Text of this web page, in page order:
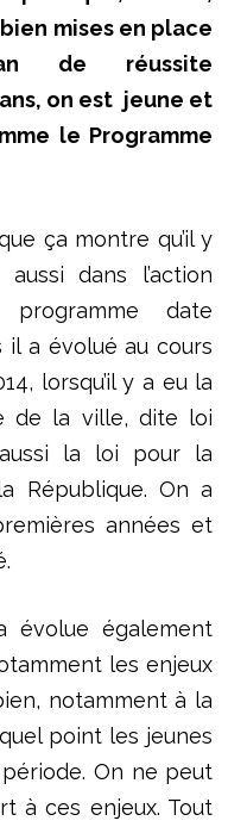
mises en place
de réussite
on est jeune et
le Programme
ça montre qu’il y
dans l’action
date
il a évolué au cours
lorsqu’il y a eu la
de la ville, dite loi
la loi pour la
République. On a
années et
évolue également
les enjeux
notamment à la
point les jeunes
On ne peut
à ces enjeux. Tout